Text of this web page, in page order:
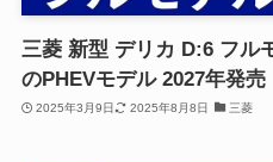
三菱 新型 デリカ D:6 フル
のPHEVモデル 2027年発売
2025年3月9日 2025年8月8日 三菱